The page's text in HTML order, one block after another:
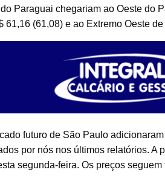
Paraguai chegariam ao Oeste do
61,16 (61,08) e ao Extremo Oeste
futuro de São Paulo
por nós nos últimos relatórios. A
segunda-feira. Os preços